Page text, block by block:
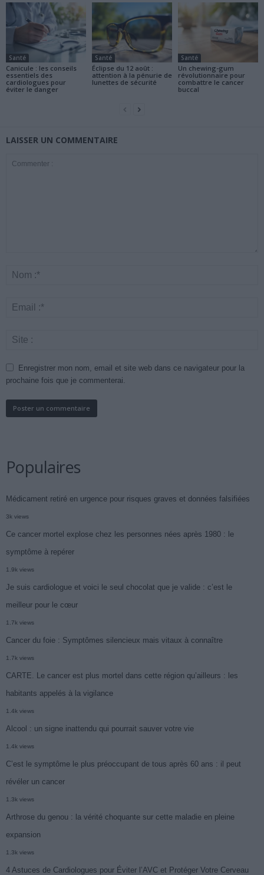
Santé
Canicule : les conseils
essentiels des
cardiologues pour
éviter le danger
Santé
Éclipse du 12 août :
attention à la pénurie de
lunettes de sécurité
Santé
Un chewing-gum
révolutionnaire pour
combattre le cancer
buccal
LAISSER UN COMMENTAIRE
Enregistrer mon nom, email et site web dans ce navigateur pour la
prochaine fois que je commenterai.
Populaires
Médicament retiré en urgence pour risques graves et données falsifiées
3k views
Ce cancer mortel explose chez les personnes nées après 1980 : le
symptôme à repérer
1.9k views
Je suis cardiologue et voici le seul chocolat que je valide : c’est le
meilleur pour le cœur
1.7k views
Cancer du foie : Symptômes silencieux mais vitaux à connaître
1.7k views
CARTE. Le cancer est plus mortel dans cette région qu’ailleurs : les
habitants appelés à la vigilance
1.4k views
Alcool : un signe inattendu qui pourrait sauver votre vie
1.4k views
C’est le symptôme le plus préoccupant de tous après 60 ans : il peut
révéler un cancer
1.3k views
Arthrose du genou : la vérité choquante sur cette maladie en pleine
expansion
1.3k views
4 Astuces de Cardiologues pour Éviter l’AVC et Protéger Votre Cerveau